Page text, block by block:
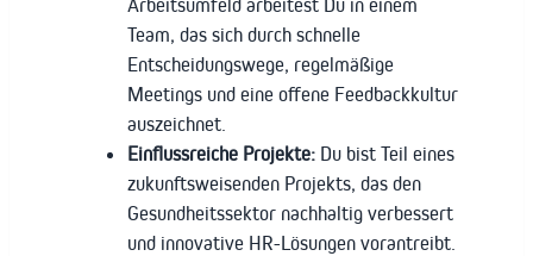
Arbeitsumfeld arbeitest Du in einem
Team, das sich durch schnelle
Entscheidungswege, regelmäßige
Meetings und eine offene Feedbackkultur
auszeichnet.
Einflussreiche Projekte: Du bist Teil eines
zukunftsweisenden Projekts, das den
Gesundheitssektor nachhaltig verbessert
und innovative HR-Lösungen vorantreibt.